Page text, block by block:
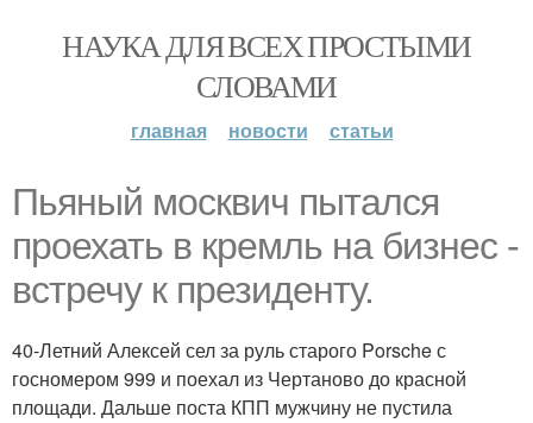
НАУКА ДЛЯ ВСЕХ ПРОСТЫМИ
СЛОВАМИ
главная новости статьи
Пьяный москвич пытался
проехать в кремль на бизнес -
встречу к президенту.
40-Летний Алексей сел за руль старого Porsche с
госномером 999 и поехал из Чертаново до красной
площади. Дальше поста КПП мужчину не пустила